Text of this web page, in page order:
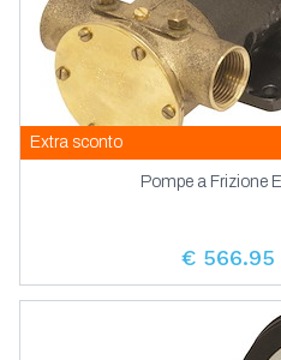
Extra sconto
Pompe a Frizione
€ 566.95